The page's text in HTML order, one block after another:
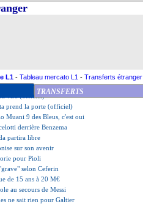
L1 - Tableau mercato L1 - Transferts étranger
TRANSFERTS
pour Verratti ?
Messi finir au Barça
Ba dézingue Kombouaré
dur pour Ripart...
viré (officiel)
prend la porte (officiel)
Muani 9 des Bleus, c'est oui
derrière Benzema
partira libre
sur son avenir
pour Pioli
selon Ceferin
de 15 ans à 20 M€
au secours de Messi
ne sait rien pour Galtier